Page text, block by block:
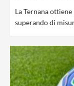
La Ternana
superando di